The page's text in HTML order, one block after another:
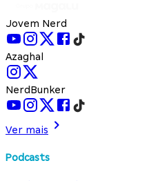
Jovem Nerd
Azaghal
NerdBunker
Ver mais
Podcasts